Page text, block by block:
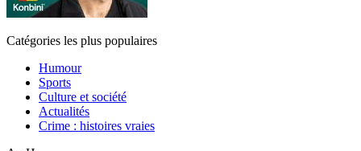
Catégories les plus populaires
Humour
Sports
Culture et société
Actualités
Crime : histoires vraies